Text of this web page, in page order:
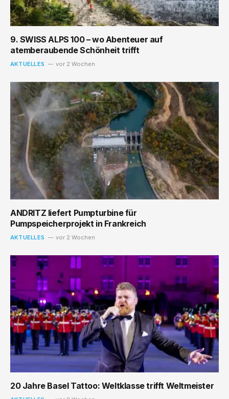
9. SWISS ALPS 100 – wo Abenteuer auf
atemberaubende Schönheit trifft
AKTUELLES vor 2 Wochen
ANDRITZ liefert Pumpturbine für
Pumpspeicherprojekt in Frankreich
AKTUELLES vor 2 Wochen
20 Jahre Basel Tattoo: Weltklasse trifft Weltmeister